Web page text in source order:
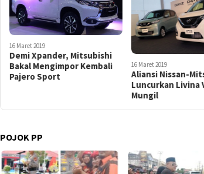
16 Maret 2019
Demi Xpander, Mitsubishi
Bakal Mengimpor Kembali
Pajero Sport
16 Maret 2019
Aliansi Nissan-
Luncurkan Livina
Mungil
POJOK PP